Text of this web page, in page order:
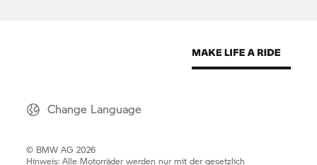
Change Language
© BMW AG 2026
Hinweis: Alle Motorräder werden nur mit der gesetzlich